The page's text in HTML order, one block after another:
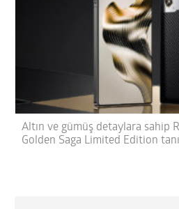
Altın ve gümüş detaylara sahip
Golden Saga Limited Edition